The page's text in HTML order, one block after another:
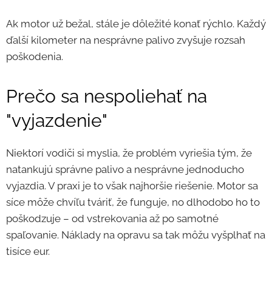
Ak motor už bežal, stále je dôležité konať rýchlo. Každý
ďalší kilometer na nesprávne palivo zvyšuje rozsah
poškodenia.
Prečo sa nespoliehať na
"vyjazdenie"
Niektorí vodiči si myslia, že problém vyriešia tým, že
natankujú správne palivo a nesprávne jednoducho
vyjazdia. V praxi je to však najhoršie riešenie. Motor sa
síce môže chvíľu tváriť, že funguje, no dlhodobo ho to
poškodzuje – od vstrekovania až po samotné
spaľovanie. Náklady na opravu sa tak môžu vyšplhať na
tisíce eur.